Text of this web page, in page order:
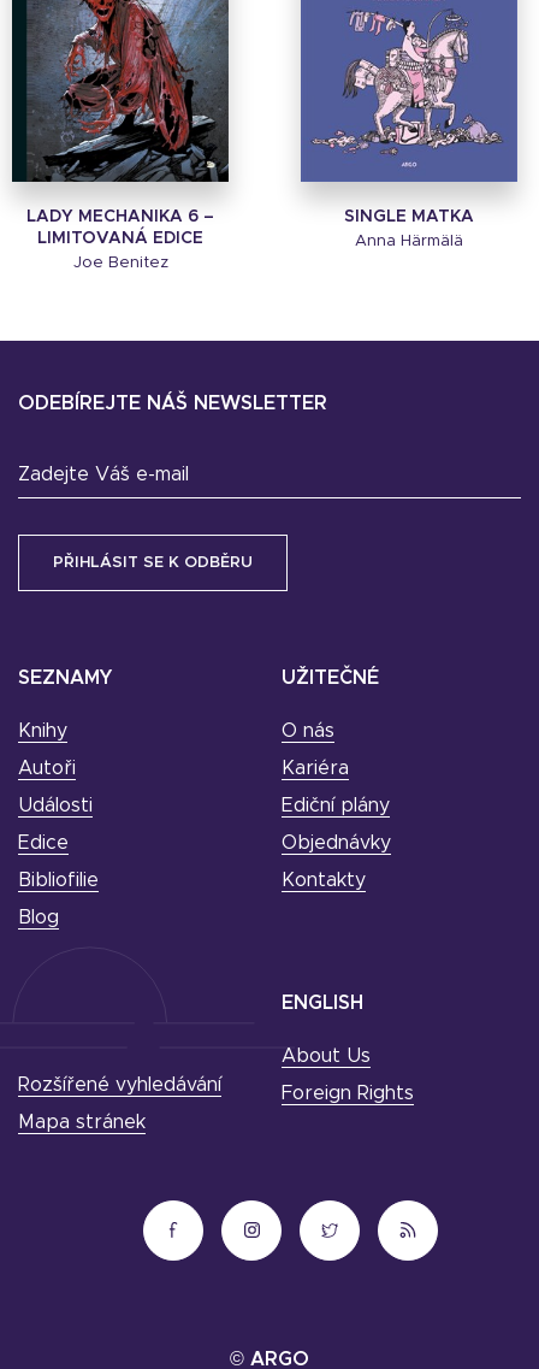
LADY MECHANIKA 6 –
LIMITOVANÁ EDICE
Joe Benitez
SINGLE MATKA
Anna Härmälä
SEZNAMY
Knihy
Autoři
Události
Edice
Bibliofilie
Blog
UŽITEČNÉ
O nás
Kariéra
Ediční plány
Objednávky
Kontakty
ODEBÍREJTE NÁŠ NEWSLETTER
Zadejte Váš e-mail
ENGLISH
About Us
Foreign Rights
Rozšířené vyhledávání
Mapa stránek
© ARGO